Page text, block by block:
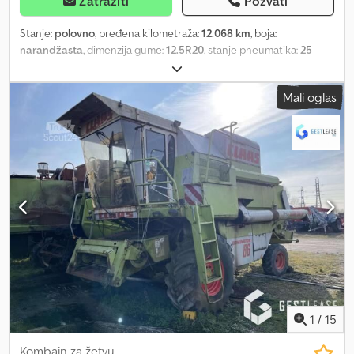
Stanje: polovno, pređena kilometraža:12.068 km, boja:
narandžasta, dimenzija gume:12.5R20, stanje pneumatika:25
04/1981
Osovina 1: Dimenzija pneumatika: 12.5R20; Šara pneumatika: 25%
Osovina 2: Dimenzija pneumatika: 12.5R20; Šara pneumatika: 25%
Dozvoljena ukupna masa: 5.800 kg Chjdoycm Ewjpfx Aatsa
Dimenzije (D x Š x V): 500 x 100 x 200 cm = Podaci o firmi = Molimo
vas da uvek navedete lager broj pri upitima (8 cifara) Kod Smz
Smeets & Zonen: - u poslu od 1976. godine, prodato preko 65.000
vozila/1700 godišnje/1000 na lageru - Kompletna usluga od A do Š
uz organizaciju transporta/organizujemo carinjenje (dodatno!) -
Usluga utovara za najpovoljniji transport širom sveta Veliki lager
svih novih i polovnih delova: Uvek oglašavamo naše najbolje cene
Posetite nas za kompletnu ponudu i informacije Dočekujemo vas
na 130.000 m2 zemljišta sa 20.000 m2 lagera i potpuno
opremljenom radionicom. Pogledajte naš video
Mali oglas
1 / 15